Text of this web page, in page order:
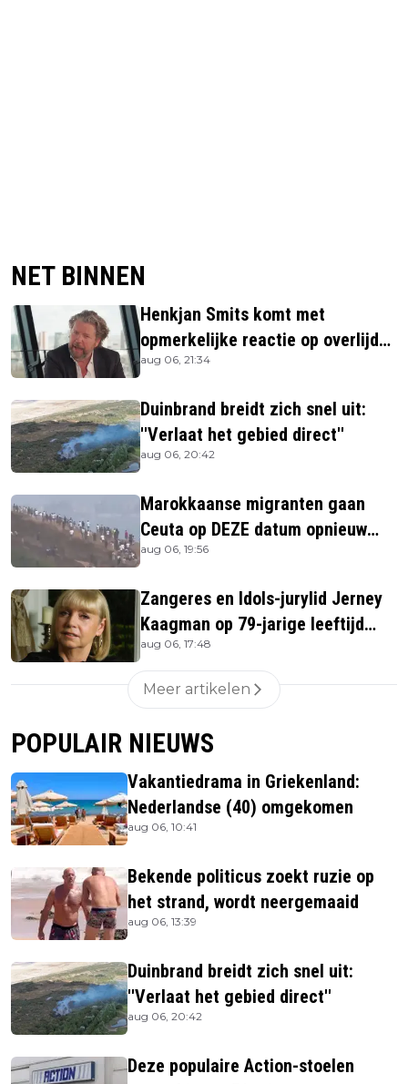
NET BINNEN
Henkjan Smits komt met
opmerkelijke reactie op overlijden
Jerney Kaagman
aug 06, 21:34
Duinbrand breidt zich snel uit:
''Verlaat het gebied direct''
aug 06, 20:42
Marokkaanse migranten gaan
Ceuta op DEZE datum opnieuw
bestormen
aug 06, 19:56
Zangeres en Idols-jurylid Jerney
Kaagman op 79-jarige leeftijd
overleden
aug 06, 17:48
Meer artikelen
POPULAIR NIEUWS
Vakantiedrama in Griekenland:
Nederlandse (40) omgekomen
aug 06, 10:41
Bekende politicus zoekt ruzie op
het strand, wordt neergemaaid
aug 06, 13:39
Duinbrand breidt zich snel uit:
''Verlaat het gebied direct''
aug 06, 20:42
Deze populaire Action-stoelen